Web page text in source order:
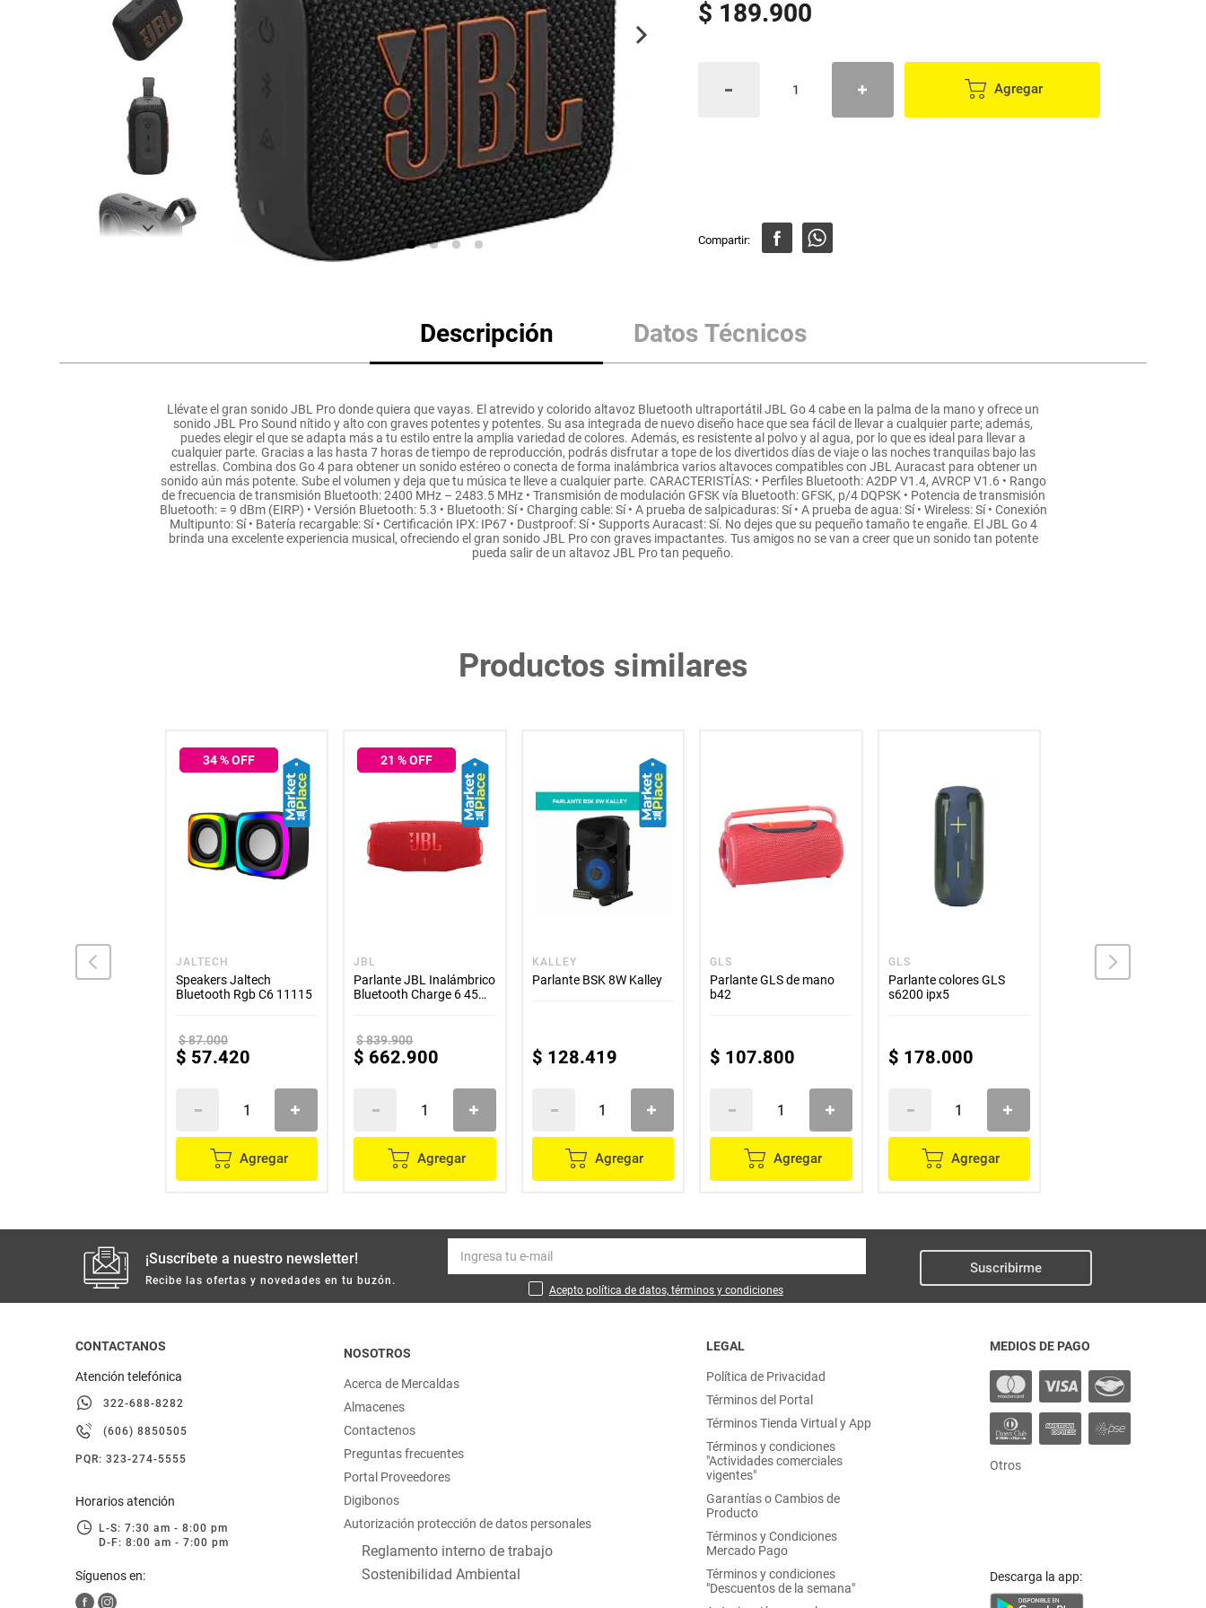
lácteos y refrigerados
vinos y licores
cuidado del bebé
mascotas
otros
$ 189.900
Agregar
Descripción Datos Técnicos
Llévate el gran sonido JBL Pro donde quiera que vayas. El atrevido y colorido altavoz Bluetooth ultraportátil JBL Go 4 cabe en la palma de la mano y ofrece un
sonido JBL Pro Sound nítido y alto con graves potentes y potentes. Su asa integrada de nuevo diseño hace que sea fácil de llevar a cualquier parte; además,
puedes elegir el que se adapta más a tu estilo entre la amplia variedad de colores. Además, es resistente al polvo y al agua, por lo que es ideal para llevar a
cualquier parte. Gracias a las hasta 7 horas de tiempo de reproducción, podrás disfrutar a tope de los divertidos días de viaje o las noches tranquilas bajo las
estrellas. Combina dos Go 4 para obtener un sonido estéreo o conecta de forma inalámbrica varios altavoces compatibles con JBL Auracast para obtener un
sonido aún más potente. Sube el volumen y deja que tu música te lleve a cualquier parte. CARACTERISTÍAS: • Perfiles Bluetooth: A2DP V1.4, AVRCP V1.6 • Rango
de frecuencia de transmisión Bluetooth: 2400 MHz – 2483.5 MHz • Transmisión de modulación GFSK vía Bluetooth: GFSK, p/4 DQPSK • Potencia de transmisión
Bluetooth: = 9 dBm (EIRP) • Versión Bluetooth: 5.3 • Bluetooth: Sí • Charging cable: Sí • A prueba de salpicaduras: Sí • A prueba de agua: Sí • Wireless: Sí • Conexión
Multipunto: Sí • Batería recargable: Sí • Certificación IPX: IP67 • Dustproof: Sí • Supports Auracast: Sí. No dejes que su pequeño tamaño te engañe. El JBL Go 4
brinda una excelente experiencia musical, ofreciendo el gran sonido JBL Pro con graves impactantes. Tus amigos no se van a creer que un sonido tan potente
pueda salir de un altavoz JBL Pro tan pequeño.
Productos similares
JBL Go
34% OFF
JALTECH
Speakers Jaltech
Bluetooth Rgb C6 11115
$87.000
$ 57.420
Agregar
21 % OFF
JBL
Parlante JBL Inalámbrico
Bluetooth Charge 6 45W
$839.900
$ 662.900
Agregar
KALLEY
Parlante BSK 8W Kalley
$ 128.419
Agregar
GLS
Parlante GLS de mano
b42
$ 107.800
Agregar
GLS
Parlante colores GLS
s6200 ipx5
$ 178.000
Agregar
Mini Parlante Bluetooth
¡Suscríbete a nuestro newsletter!
Recibe las ofertas y novedades en tu buzón.
Acepto política de datos, términos y condiciones
Suscribirme
CONTACTANOS
Atención telefónica
322-688-8282
(606) 8850505
PQR: 323-274-5555
Horarios atención
L-S: 7:30 am - 8:00 pm
D-F: 8:00 am - 7:00 pm
Síguenos en:
NOSOTROS
Acerca de Mercaldas
Almacenes
Contactenos
Preguntas frecuentes
Portal Proveedores
Digibonos
Autorización protección de datos personales
Reglamento interno de trabajo
Sostenibilidad Ambiental
LEGAL
Política de Privacidad
Términos del Portal
Términos Tienda Virtual y App
Términos y condiciones
"Actividades comerciales
vigentes"
Garantías o Cambios de
Producto
Términos y Condiciones
Mercado Pago
Términos y condiciones
"Descuentos de la semana"
MEDIOS DE PAGO
Otros
Descarga la app:
Mantequilla